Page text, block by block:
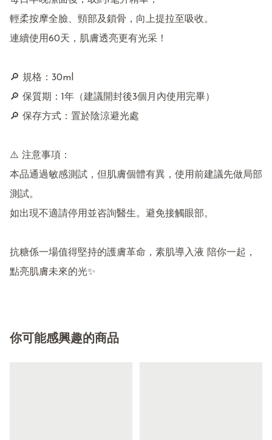
輕柔按摩全臉、頸部及鎖骨，向上提拉至吸收。
連續使用60天，肌膚透亮更有光采！
🔎 規格：30ml
🔎 保質期：1年（建議開封後3個月內使用完畢）
🔎 保存方式：置於陰涼避光處
⚠️ 注意事項：
本品通過敏感測試，但肌膚個體有異，使用前建議先做局部
測試。
如出現不適請停用並咨詢醫生。避免接觸眼部。
抗糖係一場值得堅持的護膚革命，素肌導入液 陪你一起，
點亮肌膚未來的光✨
你可能感興趣的商品